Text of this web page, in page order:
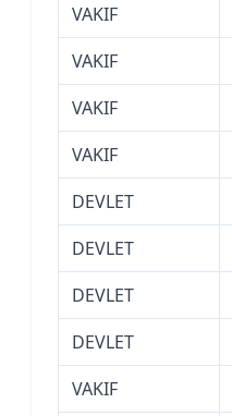
VAKIF
VAKIF
VAKIF
VAKIF
DEVLET
DEVLET
DEVLET
DEVLET
VAKIF